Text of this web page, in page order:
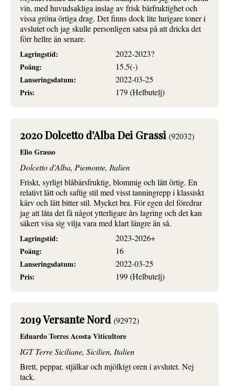
vin, med huvudsakliga inslag av frisk bärfruktighet och
vissa gröna örtiga drag. Det finns dock lite lurigare toner i
avslutet och jag skulle personligen satsa på att dricka det
förr hellre än senare.
Lagringstid:
2022-2023?
Poäng:
15.5(-)
Lanseringsdatum:
2022-03-25
Pris:
179 (Helbutelj)
2020 Dolcetto d'Alba Dei Grassi (92032)
Elio Grasso
Dolcetto d'Alba, Piemonte, Italien
Friskt, syrligt blåbärsfruktig, blommig och lätt örtig. En
relativt lätt och saftig stil med visst tanningrepp i klassiskt
kärv och lätt bitter stil. Mycket bra. För egen del föredrar
jag att låta det få något ytterligare års lagring och det kan
säkert visa sig vilja vara med klart längre än så.
Lagringstid:
2023-2026+
Poäng:
16
Lanseringsdatum:
2022-03-25
Pris:
199 (Helbutelj)
2019 Versante Nord (92972)
Eduardo Torres Acosta Viticultore
IGT Terre Siciliane, Sicilien, Italien
Brett, peppar, stjälkar och mjölkigt oren i avslutet. Nej
tack.